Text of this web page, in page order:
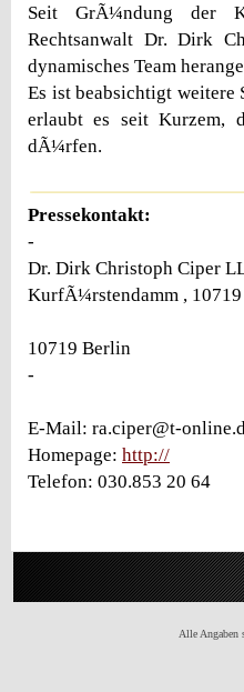
Seit GrÃ¼ndung der
Rechtsanwalt Dr. Dirk
dynamisches Team
Es ist beabsichtigt weitere
erlaubt es seit Kurzem,
dÃ¼rfen.
Pressekontakt:
-
Dr. Dirk Christoph Ciper
KurfÃ¼rstendamm ,
10719 Berlin
-
E-Mail: ra.ciper@t-
Homepage: http://
Telefon: 030.853 20 64
Alle Angaben